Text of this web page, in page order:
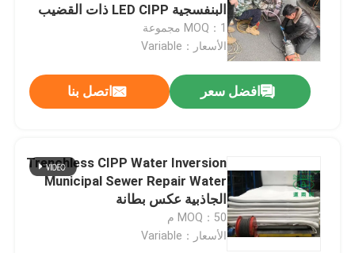
البنفسجية LED CIPP ذات القضيب
الضاغط
MOQ：1 مجموعة
الأسعار：Variable
افضل سعر اتصل بنا
Trenchless CIPP Water Inversion
Municipal Sewer Repair Water
الجاذبية عكس بطانة
MOQ：50 م
الأسعار：Variable